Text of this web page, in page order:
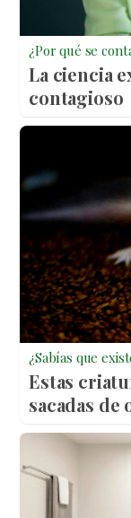
¿Por qué se
La ciencia
contagioso
¿Sabías que
Estas
sacadas